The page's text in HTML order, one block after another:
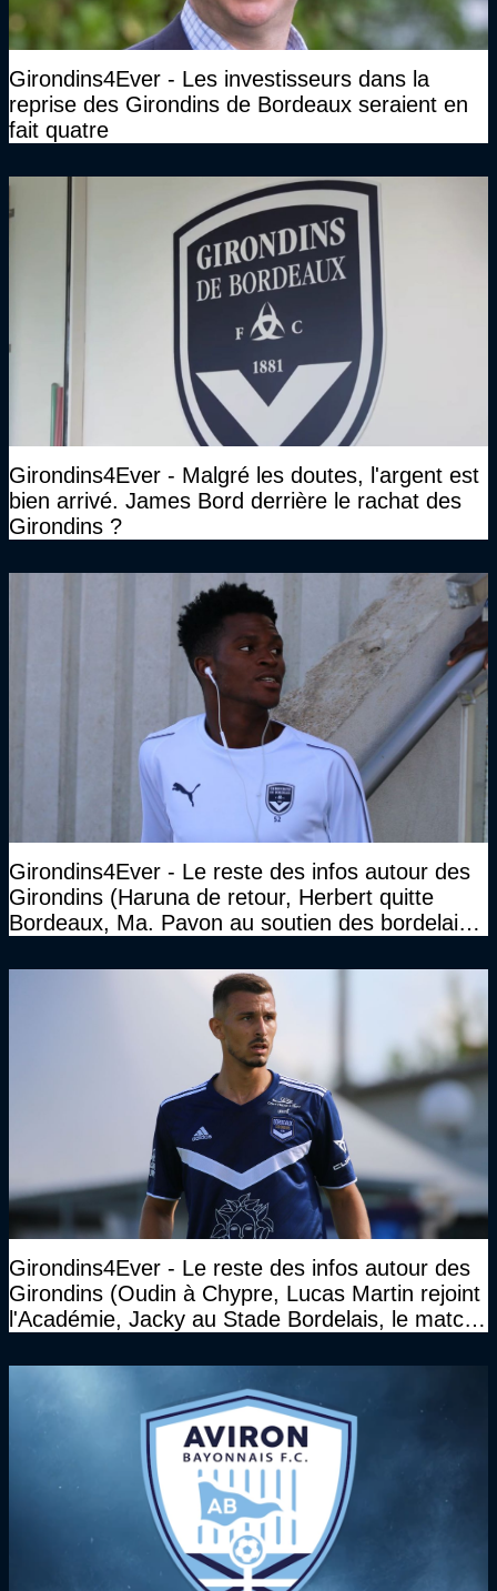
Girondins4Ever - Les investisseurs dans la
reprise des Girondins de Bordeaux seraient en
fait quatre
Girondins4Ever - Malgré les doutes, l'argent est
bien arrivé. James Bord derrière le rachat des
Girondins ?
Girondins4Ever - Le reste des infos autour des
Girondins (Haruna de retour, Herbert quitte
Bordeaux, Ma. Pavon au soutien des bordelais,
Girondins4Ever - Le reste des infos autour des
Girondins (Oudin à Chypre, Lucas Martin rejoint
l'Académie, Jacky au Stade Bordelais, le match